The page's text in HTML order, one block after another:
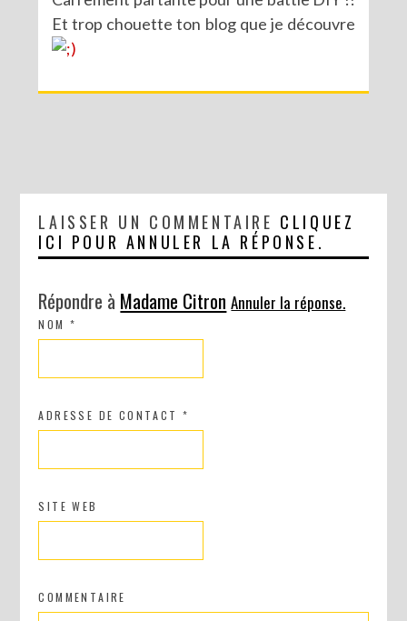
Et trop chouette ton blog que je découvre
LAISSER UN COMMENTAIRE CLIQUEZ
ICI POUR ANNULER LA RÉPONSE.
Répondre à Madame Citron Annuler la réponse.
NOM*
ADRESSE DE CONTACT*
SITE WEB
COMMENTAIRE